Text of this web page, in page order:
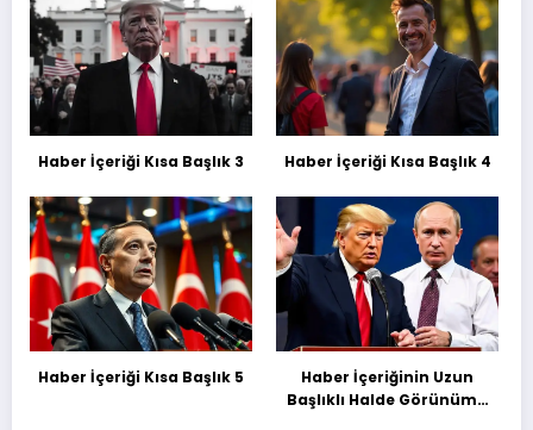
Haber İçeriği Kısa Başlık 3 Haber İçeriği Kısa Başlık 4
Haber İçeriği Kısa Başlık 5
Haber İçeriğinin Uzun
Başlıklı Halde Görünümü